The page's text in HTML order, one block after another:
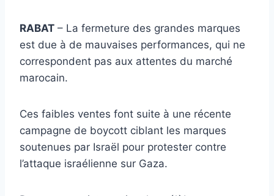
RABAT – La fermeture des grandes marques
est due à de mauvaises performances, qui ne
correspondent pas aux attentes du marché
marocain.
Ces faibles ventes font suite à une récente
campagne de boycott ciblant les marques
soutenues par Israël pour protester contre
l’attaque israélienne sur Gaza.